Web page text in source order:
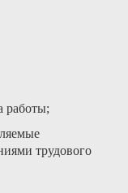
работы;
трудового